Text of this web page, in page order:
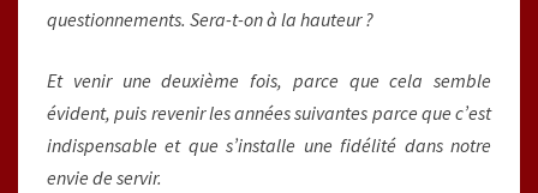
questionnements. Sera-t-on à la hauteur ?
Et venir une deuxième fois, parce que cela semble
évident, puis revenir les années suivantes parce que c’est
indispensable et que s’installe une fidélité dans notre
envie de servir.